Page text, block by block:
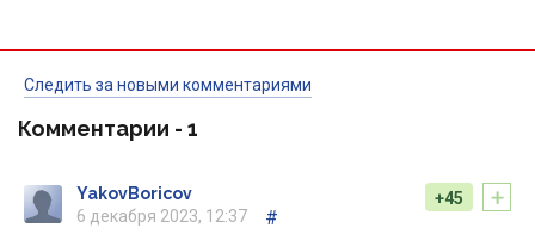
Следить за новыми комментариями
Комментарии - 1
+
+45
YakovBoricov
6 декабря 2023, 12:37
#